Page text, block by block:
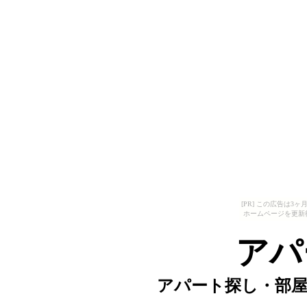
[PR] この広告は3ヶ
ホームページを更
ア
アパート探し・部